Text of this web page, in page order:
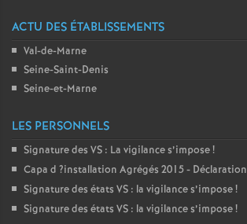
ACTU DES ÉTABLISSEMENTS
Val-de-Marne
Seine-Saint-Denis
Seine-et-Marne
LES PERSONNELS
Signature des VS : La vigilance s’impose!
Capa d ?installation Agrégés 2015 - Déclaration
Signature des états VS : la vigilance s’impose!
Signature des états VS : la vigilance s’impose!